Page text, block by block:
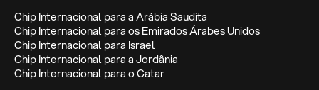
Chip Internacional para a Arábia Saudita
Chip Internacional para os Emirados Árabes Unidos
Chip Internacional para Israel
Chip Internacional para a Jordânia
Chip Internacional para o Catar